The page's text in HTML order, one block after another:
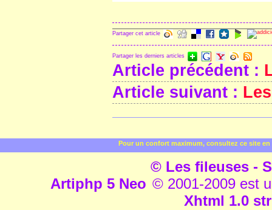
Partager cet article
Partager les derniers articles
Article précédent :
Article suivant :
Pour un confort maximum, consultez ce site
© Les fileuses -
Artiphp 5 Neo © 2001-2009 est
Xhtml 1.0